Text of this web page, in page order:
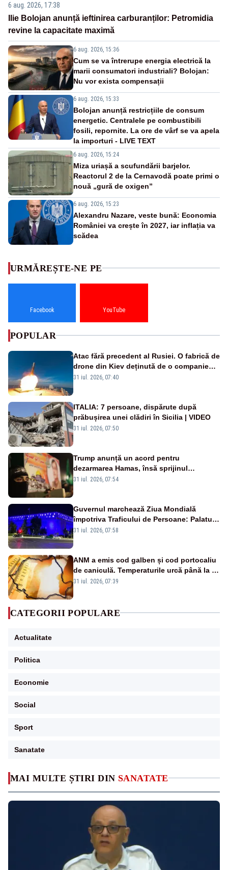
6 aug. 2026, 17:38
Ilie Bolojan anunță ieftinirea carburanților: Petromidia
revine la capacitate maximă
6 aug. 2026, 15:36
Cum se va întrerupe energia electrică la
marii consumatori industriali? Bolojan:
Nu vor exista compensații
6 aug. 2026, 15:33
Bolojan anunță restricțiile de consum
energetic. Centralele pe combustibili
fosili, repornite. La ore de vârf se va apela
la importuri - LIVE TEXT
6 aug. 2026, 15:24
Miza uriașă a scufundării barjelor.
Reactorul 2 de la Cernavodă poate primi o
nouă „gură de oxigen”
6 aug. 2026, 15:23
Alexandru Nazare, veste bună: Economia
României va crește în 2027, iar inflația va
scădea
MAI MULTE ȘTIRI DIN SANATATE
URMĂREȘTE-NE PE
Facebook YouTube
POPULAR
Atac fără precedent al Rusiei. O fabrică de
drone din Kiev deținută de o companie
americană, distrusă de o rachetă
31 iul. 2026, 07:40
ITALIA: 7 persoane, dispărute după
prăbușirea unei clădiri în Sicilia | VIDEO
31 iul. 2026, 07:50
Trump anunță un acord pentru
dezarmarea Hamas, însă sprijinul
Israelului rămâne incert
31 iul. 2026, 07:54
Guvernul marchează Ziua Mondială
împotriva Traficului de Persoane: Palatul
Victoria, iluminat în albastru
31 iul. 2026, 07:58
ANM a emis cod galben și cod portocaliu
de caniculă. Temperaturile urcă până la 38
de grade, iar nopțile devin tropicale
31 iul. 2026, 07:39
CATEGORII POPULARE
Actualitate
Politica
Economie
Social
Sport
Sanatate